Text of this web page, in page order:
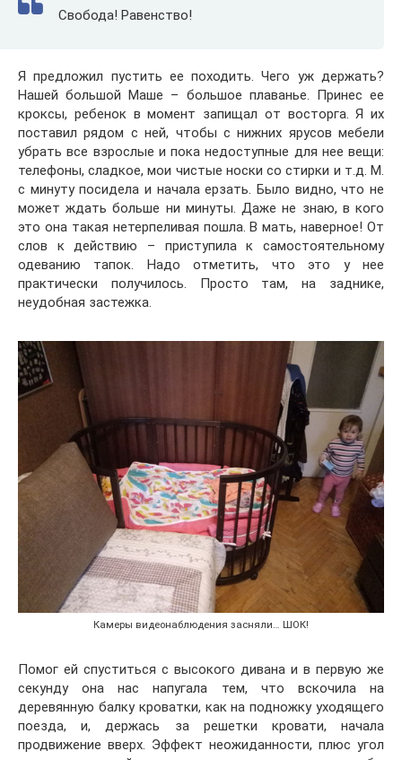
Свобода! Равенство!
Я предложил пустить ее походить. Чего уж держать?
Нашей большой Маше – большое плаванье. Принес ее
кроксы, ребенок в момент запищал от восторга. Я их
поставил рядом с ней, чтобы с нижних ярусов мебели
убрать все взрослые и пока недоступные для нее вещи:
телефоны, сладкое, мои чистые носки со стирки и т.д. М.
с минуту посидела и начала ерзать. Было видно, что не
может ждать больше ни минуты. Даже не знаю, в кого
это она такая нетерпеливая пошла. В мать, наверное! От
слов к действию – приступила к самостоятельному
одеванию тапок. Надо отметить, что это у нее
практически получилось. Просто там, на заднике,
неудобная застежка.
Камеры видеонаблюдения засняли… ШОК!
Помог ей спуститься с высокого дивана и в первую же
секунду она нас напугала тем, что вскочила на
деревянную балку кроватки, как на подножку уходящего
поезда, и, держась за решетки кровати, начала
продвижение вверх. Эффект неожиданности, плюс угол